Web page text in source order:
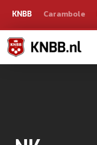
KNBB Carambole